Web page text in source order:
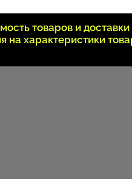
товаров и
на характеристики